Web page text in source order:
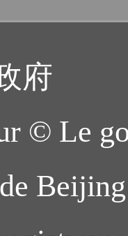
府
© Le